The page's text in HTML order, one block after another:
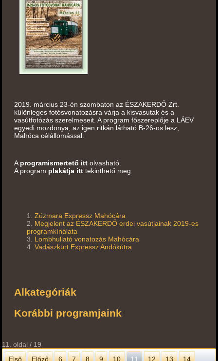
2019. március 23-én szombaton az ÉSZAKERDŐ Zrt.
különleges fotósvonatozásra várja a kisvasutak és a
vasútfotózás szerelmeseit. A program főszereplője a LÁEV
egyedi mozdonya, az igen ritkán látható B-26-os lesz,
Mahóca célállomással.
A programismertető itt olvasható.
A program plakátja itt tekinthető meg.
Zúzmara Expressz Mahócára
Megjelent az ÉSZAKERDŐ erdei vasútjainak 2019-es
programkínálata
Lombhullató vonatozás Mahócára
Vadászkürt Expressz Andókútra
Alkategóriák
Korábbi programjaink
11. oldal / 19
Első
Előző 6 7 8 9 10 11 12 13 14